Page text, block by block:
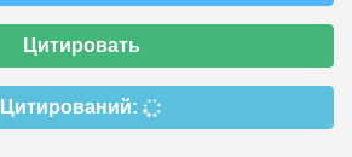
Цитировать
Цитирований: